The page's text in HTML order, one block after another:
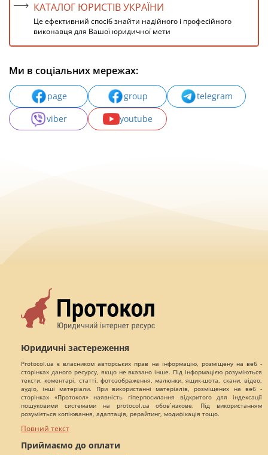
КАТАЛОГ ЮРИСТІВ УКРАЇНИ
Це ефективний спосіб знайти надійного і професійного
виконавця для Вашої юридичної мети
Ми в соціальних мережах:
page group
telegram
viber
youtube
Юридичні застереження
Protocol.ua є власником авторських прав на інформацію, розміщену на веб -
сторінках даного ресурсу, якщо не вказано інше. Під інформацією розуміються
тексти, коментарі, статті, фотозображення, малюнки, ящик-шота, скани, відео,
аудіо, інші матеріали. При використанні матеріалів, розміщених на веб -
сторінках «Протокол» наявність гіперпосилання відкритого для індексації
пошуковими системами на protocol.ua обов`язкове. Під використанням
розуміється копіювання, адаптація, рерайтинг, модифікація тощо.
Повний текст
Приймаємо до оплати